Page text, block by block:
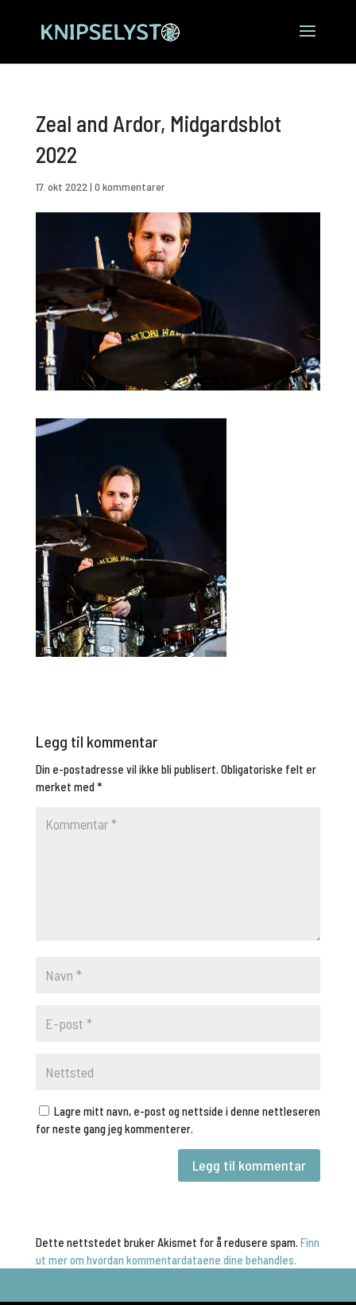
Zeal and Ardor, Midgardsblot
2022
17. okt 2022 | 0 kommentarer
Legg til kommentar
Din e-postadresse vil ikke bli publisert. Obligatoriske felt er
merket med*
Lagre mitt navn, e-post og nettside i denne nettleseren
for neste gang jeg kommenterer.
Dette nettstedet bruker Akismet for å redusere spam. Finn
ut mer om hvordan kommentardataene dine behandles.